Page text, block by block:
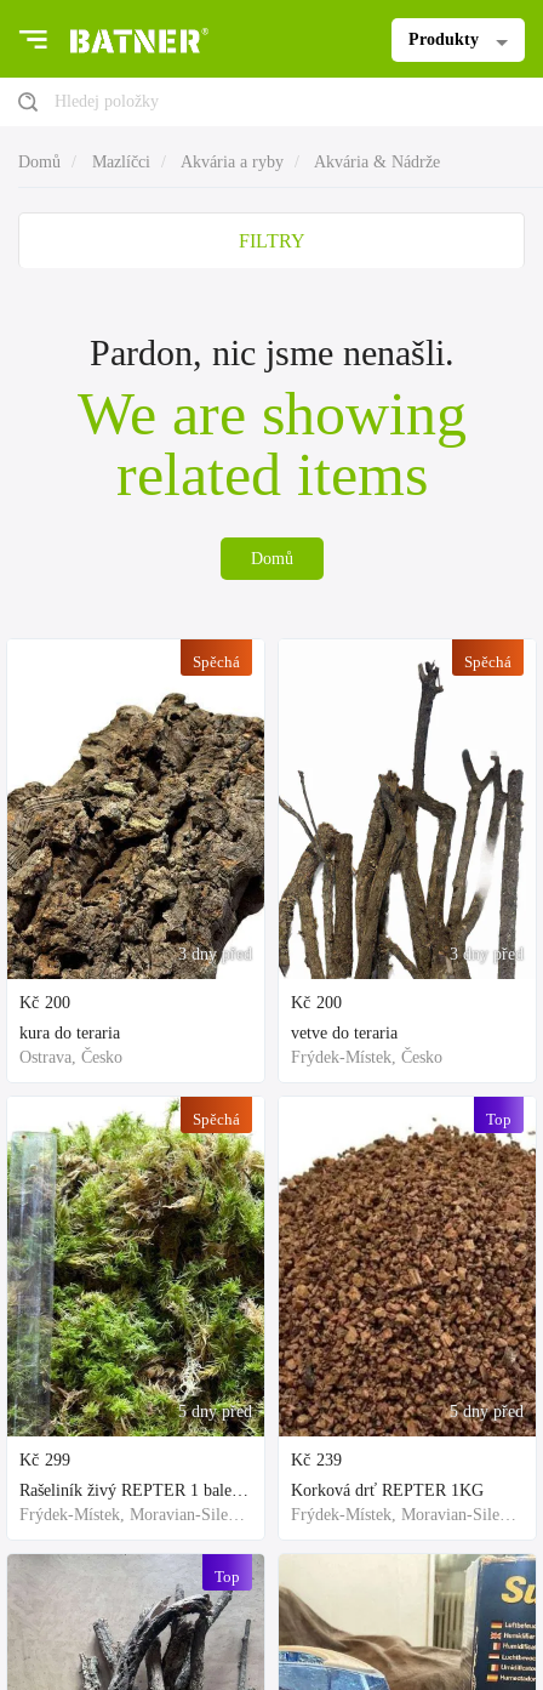
Produkty
Hledej položky
Domů Mazlíčci Akvária a ryby Akvária & Nádrže
FILTRY
Pardon, nic jsme nenašli.
We are showing
related items
Domů
3 dny před
Spěchá
Kč 200
kura do teraria
Ostrava, Česko
5 dny před
Spěchá
Kč 299
Rašeliník živý REPTER 1 balení - násada, TOP kvalita 30cm-30cm-8cm
Frýdek-Místek, Moravian-Silesian Region,Others
Top
3 dny před
Spěchá
Kč 200
vetve do teraria
Frýdek-Místek, Česko
5 dny před
Top
Kč 239
Korková drť REPTER 1KG
Frýdek-Místek, Moravian-Silesian Region,Others